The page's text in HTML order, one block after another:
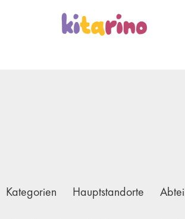
Kategorien Hauptstandorte